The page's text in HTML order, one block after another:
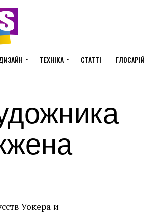
ТЕХНІКА СТАТТІ ГЛОСАРІЙ
Уокера и